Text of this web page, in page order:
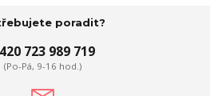
poradit?
723 989 719
(Po-Pá, 9-16 hod.)